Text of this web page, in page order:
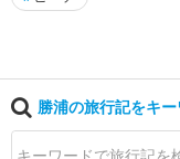
勝浦の旅行記をキ